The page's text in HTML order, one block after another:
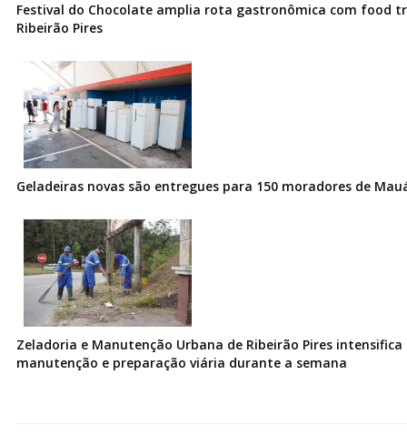
Festival do Chocolate amplia rota gastronômica com food
Ribeirão Pires
Geladeiras novas são entregues para 150 moradores de
Zeladoria e Manutenção Urbana de Ribeirão Pires intensifica
manutenção e preparação viária durante a semana